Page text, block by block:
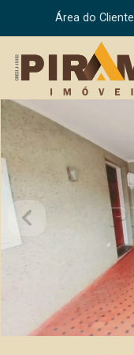
Área do Cliente